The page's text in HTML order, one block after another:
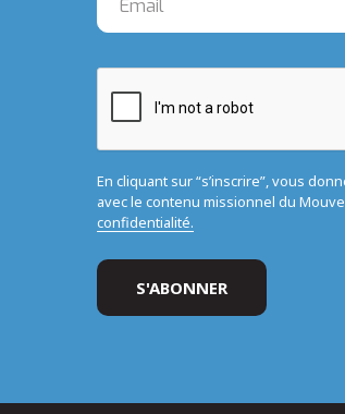
En cliquant sur “s’inscrire”, vous
avec le contenu missionnel du
confidentialité.